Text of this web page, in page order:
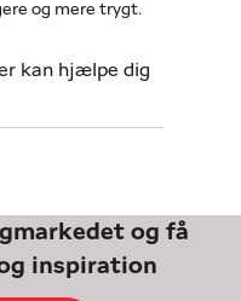
og mere trygt.
kan hjælpe dig
og få
inspiration